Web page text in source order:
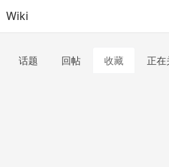
Wiki
话题 回帖 收藏 正在